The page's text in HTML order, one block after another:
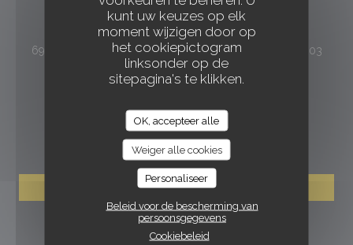
kunt uw keuzes op elk
moment wijzigen door op
het cookiepictogram
linksonder op de
sitepagina's te klikken.
OK, accepteer alle
Weiger alle cookies
Personaliseer
Beleid voor de bescherming van
persoonsgegevens
Cookiebeleid
Le Hangar
69 cours Albert Thomas - Entrée par l'hôtel Mercure 69003
Lyon ((opent in een nieuw venster))
RESERVERING
RESERVEER EEN TAFEL
VOLG ONS